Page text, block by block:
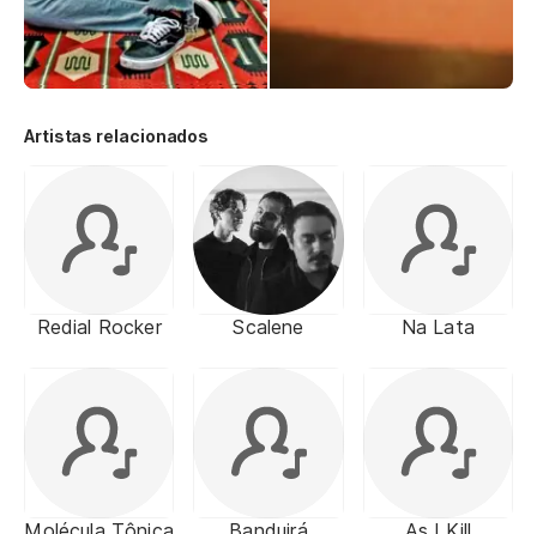
Artistas relacionados
Redial Rocker Scalene Na Lata